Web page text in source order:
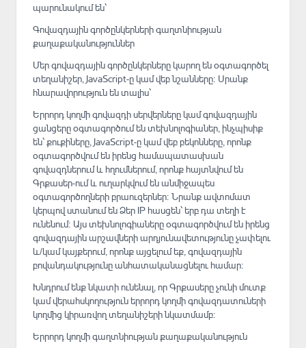
պարունակում են՝
Գովազդային գործընկերների գաղտնիության
քաղաքականություններ
Մեր գովազդային գործընկերները կարող են օգտագործել
տեղանիշեր, JavaScript-ը կամ վեբ նշանները։ Սրանք
հնարավորություն են տալիս՝
Երրորդ կողմի գովազդի սերվերները կամ գովազդային
ցանցերը օգտագործում են տեխնոլոգիաներ, ինչպիսիք
են՝ քուքիները, JavaScript-ը կամ վեբ բեկոնները, որոնք
օգտագործվում են իրենց համապատասխան
գովազդներում և հղումներում, որոնք հայտնվում են
Գրքասեր-ում և ուղարկվում են անմիջապես
օգտագործողների բրաուզերներ։ Նրանք ավտոմատ
կերպով ստանում են Ձեր IP հասցեն՝ երբ դա տեղի է
ունենում։ Այս տեխնոլոգիաները օգտագործվում են իրենց
գովազդային արշավների արդյունավետությունը չափելու
և/կամ կայքերում, որոնք այցելում եք, գովազդային
բովանդակությունը անհատականացնելու համար։
Խնդրում ենք նկատի ունենալ, որ Գրքասերը չունի մուտք
կամ վերահսկողություն երրորդ կողմի գովազդատուների
կողմից կիրառվող տեղանիշերի նկատմամբ։
Երրորդ կողմի գաղտնիության քաղաքականություն